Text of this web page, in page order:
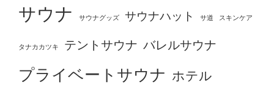
サウナ サウナグッズ サウナハット サ道 スキンケア
タナカカツキ テントサウナ バレルサウナ
プライベートサウナ ホテル